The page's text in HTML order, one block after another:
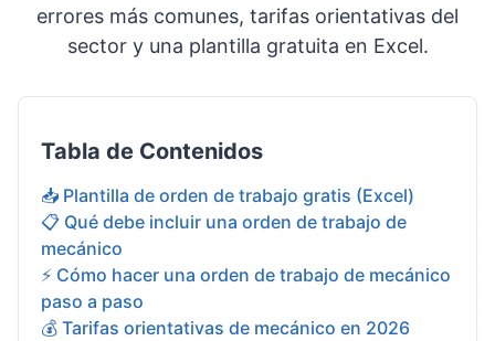
errores más comunes, tarifas orientativas del
sector y una plantilla gratuita en Excel.
Tabla de Contenidos
📥 Plantilla de orden de trabajo gratis (Excel)
📋 Qué debe incluir una orden de trabajo de
mecánico
⚡ Cómo hacer una orden de trabajo de mecánico
paso a paso
💰 Tarifas orientativas de mecánico en 2026